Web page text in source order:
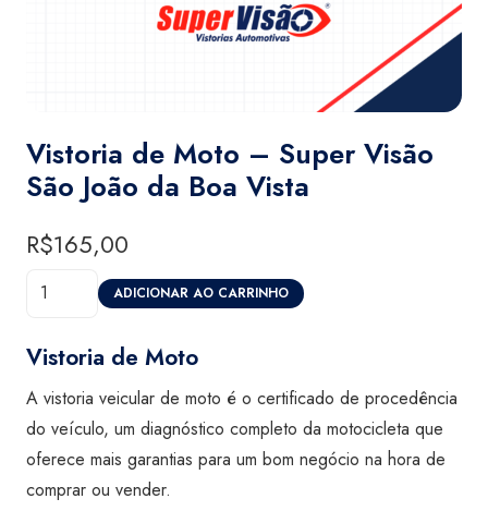
Vistoria de Moto – Super Visão
São João da Boa Vista
R$165,00
Vistoria
Moto
Super
Visão
São
João
ADICIONAR AO CARRINHO
Vistoria de Moto
A vistoria veicular de moto é o certificado de procedência
do veículo, um diagnóstico completo da motocicleta que
oferece mais garantias para um bom negócio na hora de
comprar ou vender.